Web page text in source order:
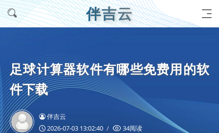
伴吉云
足球计算器软件有哪些免费用的软
件下载
伴吉云
2026-07-03 13:02:40
34阅读